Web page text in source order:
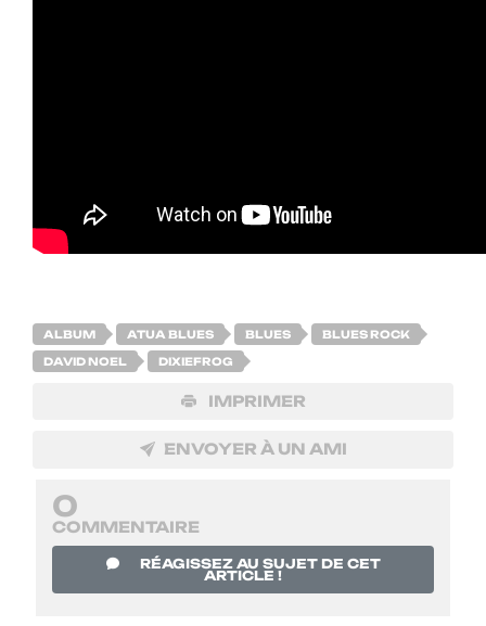
ALBUM ATUA BLUES BLUES BLUES ROCK
DAVID NOEL DIXIEFROG
IMPRIMER
ENVOYER À UN AMI
0
COMMENTAIRE
RÉAGISSEZ AU SUJET DE CET
ARTICLE !